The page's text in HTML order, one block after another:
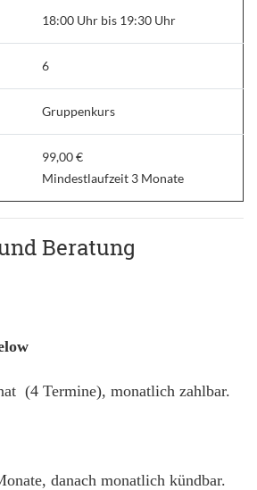
18:00 Uhr bis 19:30 Uhr
6
Gruppenkurs
99,00 €
Mindestlaufzeit 3 Monate
Beratung
(4 Termine), monatlich zahlbar.
danach monatlich kündbar.